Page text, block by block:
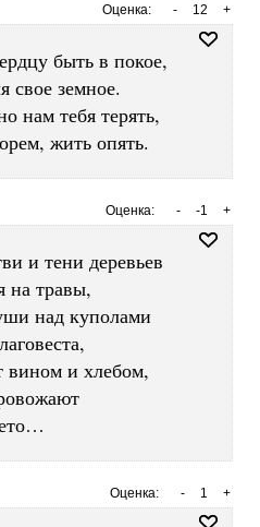
Оценка: +
12
-
быть в покое,
свое земное.
нам тебя терять,
жить опять.
Оценка: +
-1
-
и тени деревьев
на травы,
над куполами
и хлебом,
Оценка: +
1
-